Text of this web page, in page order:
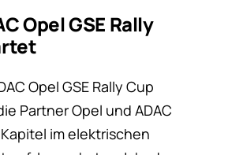
Opel GSE Rally
Opel GSE Rally Cup
Partner Opel und ADAC
im elektrischen